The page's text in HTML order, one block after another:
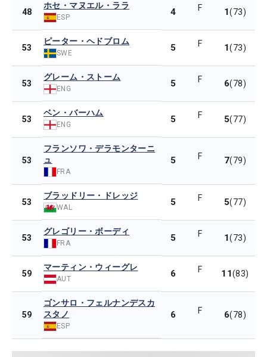
48
ホセ・マヌエル・ララ
ESP 4 F 1(73)
53
ピーター・ヘドブロム
SWE 5 F 1(73)
53
グレーム・ストーム
ENG 5 F 6(78)
53
ベン・バーハム
ENG 5 F 5(77)
53
フランソワ・デラモンターニ
ュ
FRA
5 F 7(79)
53
ブラッドリー・ドレッジ
WAL 5 F 5(77)
53
グレゴリー・ボーディ
FRA 5 F 1(73)
59
マーティン・ウィーグレ
AUT 6 F 11(83)
59
ゴンサロ・フェルナンデスカ
スタノ
ESP
6 F 6(78)